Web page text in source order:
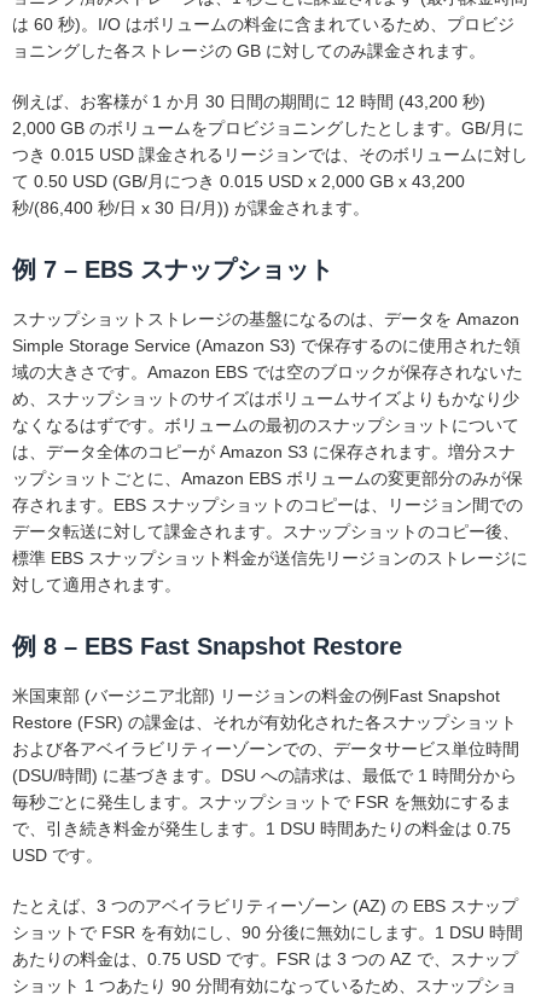
は 60 秒)。I/O はボリュームの料金に含まれているため、プロビジ
ョニングした各ストレージの GB に対してのみ課金されます。
例えば、お客様が 1 か月 30 日間の期間に 12 時間 (43,200 秒)
2,000 GB のボリュームをプロビジョニングしたとします。GB/月に
つき 0.015 USD 課金されるリージョンでは、そのボリュームに対し
て 0.50 USD (GB/月につき 0.015 USD x 2,000 GB x 43,200
秒/(86,400 秒/日 x 30 日/月)) が課金されます。
例 7 – EBS スナップショット
スナップショットストレージの基盤になるのは、データを Amazon
Simple Storage Service (Amazon S3) で保存するのに使用された領
域の大きさです。Amazon EBS では空のブロックが保存されないた
め、スナップショットのサイズはボリュームサイズよりもかなり少
なくなるはずです。ボリュームの最初のスナップショットについて
は、データ全体のコピーが Amazon S3 に保存されます。増分スナ
ップショットごとに、Amazon EBS ボリュームの変更部分のみが保
存されます。EBS スナップショットのコピーは、リージョン間での
データ転送に対して課金されます。スナップショットのコピー後、
標準 EBS スナップショット料金が送信先リージョンのストレージに
対して適用されます。
例 8 – EBS Fast Snapshot Restore
米国東部 (バージニア北部) リージョンの料金の例Fast Snapshot
Restore (FSR) の課金は、それが有効化された各スナップショット
および各アベイラビリティーゾーンでの、データサービス単位時間
(DSU/時間) に基づきます。DSU への請求は、最低で 1 時間分から
毎秒ごとに発生します。スナップショットで FSR を無効にするま
で、引き続き料金が発生します。1 DSU 時間あたりの料金は 0.75
USD です。
たとえば、3 つのアベイラビリティーゾーン (AZ) の EBS スナップ
ショットで FSR を有効にし、90 分後に無効にします。1 DSU 時間
あたりの料金は、0.75 USD です。FSR は 3 つの AZ で、スナップ
ショット 1 つあたり 90 分間有効になっているため、スナップショ